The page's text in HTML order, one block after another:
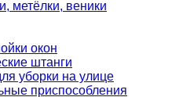
метёлки, веники
окон
штанги
уборки на улице
приспособления